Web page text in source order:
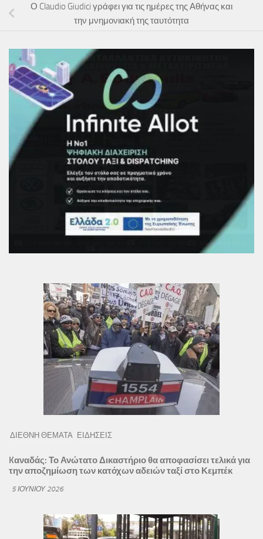
Ο Claudio Giudici γράφει για τις ημέρες της Αθήνας και
την μνημονιακή της ταυτότητα
ΔΙΕΘΝΗ ΘΕΜΑΤΑ ΕΙΔΗΣΕΙΣ
Kαναδάς: Το Ανώτατο Δικαστήριο θα αποφασίσει τελικά για
την αποζημίωση των κατόχων αδειών ταξί στο Κεμπέκ
5 ΙΟΥΝΊΟΥ 2026